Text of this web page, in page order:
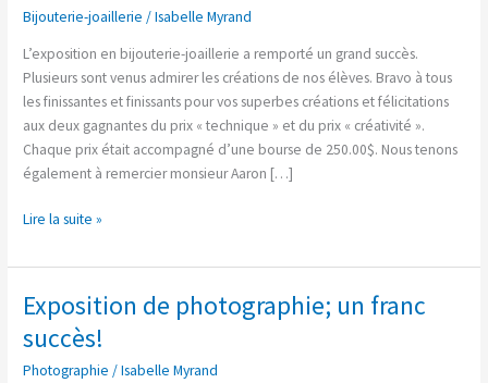
Bijouterie-joaillerie /Isabelle Myrand
L’exposition en bijouterie-joaillerie a remporté un grand succès.
Plusieurs sont venus admirer les créations de nos élèves. Bravo à tous
les finissantes et finissants pour vos superbes créations et félicitations
aux deux gagnantes du prix « technique » et du prix « créativité ».
Chaque prix était accompagné d’une bourse de 250.00$. Nous tenons
également à remercier monsieur Aaron […]
(es)
bijouterie-
Lire la suite »
Exposition de photographie; un franc
succès!
Photographie /Isabelle Myrand
Exposition
photographie;
un